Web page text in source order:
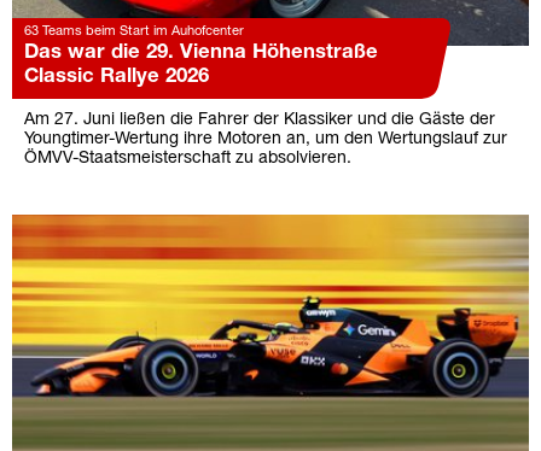
63 Teams beim Start im Auhofcenter
Das war die 29. Vienna Höhenstraße
Classic Rallye 2026
Am 27. Juni ließen die Fahrer der Klassiker und die Gäste der
Youngtimer-Wertung ihre Motoren an, um den Wertungslauf zur
ÖMVV-Staatsmeisterschaft zu absolvieren.